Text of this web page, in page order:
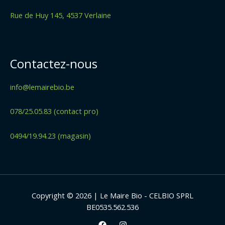
Rue de Huy 145, 4537 Verlaine
Contactez-nous
info@lemairebio.be
078/25.05.83 (contact pro)
0494/19.94.23 (magasin)
Copyright © 2026 | Le Maire Bio - CELBIO SPRL
BE0535.562.536